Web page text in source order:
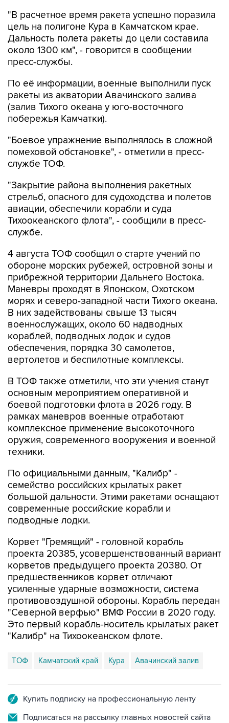
"В расчетное время ракета успешно поразила
цель на полигоне Кура в Камчатском крае.
Дальность полета ракеты до цели составила
около 1300 км", - говорится в сообщении
пресс-службы.
По её информации, военные выполнили пуск
ракеты из акватории Авачинского залива
(залив Тихого океана у юго-восточного
побережья Камчатки).
"Боевое упражнение выполнялось в сложной
помеховой обстановке", - отметили в пресс-
службе ТОФ.
"Закрытие района выполнения ракетных
стрельб, опасного для судоходства и полетов
авиации, обеспечили корабли и суда
Тихоокеанского флота", - сообщили в пресс-
службе.
4 августа ТОФ сообщил о старте учений по
обороне морских рубежей, островной зоны и
прибрежной территории Дальнего Востока.
Маневры проходят в Японском, Охотском
морях и северо-западной части Тихого океана.
В них задействованы свыше 13 тысяч
военнослужащих, около 60 надводных
кораблей, подводных лодок и судов
обеспечения, порядка 30 самолетов,
вертолетов и беспилотные комплексы.
В ТОФ также отметили, что эти учения станут
основным мероприятием оперативной и
боевой подготовки флота в 2026 году. В
рамках маневров военные отработают
комплексное применение высокоточного
оружия, современного вооружения и военной
техники.
По официальными данным, "Калибр" -
семейство российских крылатых ракет
большой дальности. Этими ракетами оснащают
современные российские корабли и
подводные лодки.
Корвет "Гремящий" - головной корабль
проекта 20385, усовершенствованный вариант
корветов предыдущего проекта 20380. От
предшественников корвет отличают
усиленные ударные возможности, система
противовоздушной обороны. Корабль передан
"Северной верфью" ВМФ России в 2020 году.
Это первый корабль-носитель крылатых ракет
"Калибр" на Тихоокеанском флоте.
ТОФ Камчатский край Кура Авачинский залив
Купить подписку на профессиональную ленту
Подписаться на рассылку главных новостей сайта